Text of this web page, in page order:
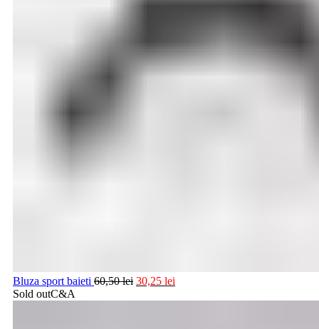
Bluza sport baieti 60,50lei 30,25 lei
Sold outC&A